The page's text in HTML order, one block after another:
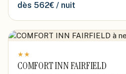
dès 562€ / nuit
★ ★
COMFORT INN FAIRFIELD